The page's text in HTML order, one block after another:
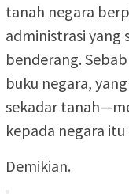
tanah negara
administrasi yang
benderang.
buku negara,
sekadar
kepada negara itu
Demikian.